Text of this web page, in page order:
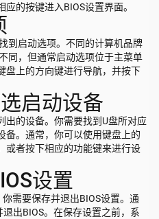
的按键进入BIOS设置界面。
到启动选项。不同的计算机品牌
同，但通常启动选项位于主菜单
盘上的方向键进行导航，并按下
启动设备
出的设备。你需要找到U盘所对应
备。通常，你可以使用键盘上的
或者按下相应的功能键来进行设
设置
需要保存并退出BIOS设置。通
出BIOS。在保存设置之前，系